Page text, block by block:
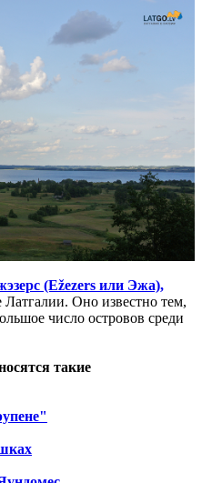
(Ežezers или Эжа),
Оно известно тем,
число островов среди
такие